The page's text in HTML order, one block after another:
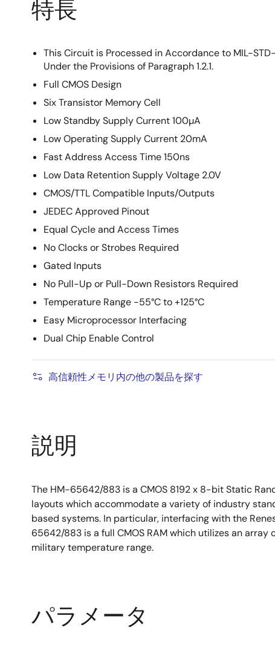
特長
This Circuit is Processed in Accordance to MIL-
Under the Provisions of Paragraph 1.2.1.
Full CMOS Design
Six Transistor Memory Cell
Low Standby Supply Current 100µA
Low Operating Supply Current 20mA
Fast Address Access Time 150ns
Low Data Retention Supply Voltage 2.0V
CMOS/TTL Compatible Inputs/Outputs
JEDEC Approved Pinout
Equal Cycle and Access Times
No Clocks or Strobes Required
Gated Inputs
No Pull-Up or Pull-Down Resistors Required
Temperature Range -55°C to +125°C
Easy Microprocessor Interfacing
Dual Chip Enable Control
高信頼性メモリ内の他の製品を探す
説明
The HM-65642/883 is a CMOS 8192 x 8-bit Static
layouts which accommodate a variety of industry
based systems. In particular, interfacing with the
65642/883 is a full CMOS RAM which utilizes an
military temperature range.
パラメータ